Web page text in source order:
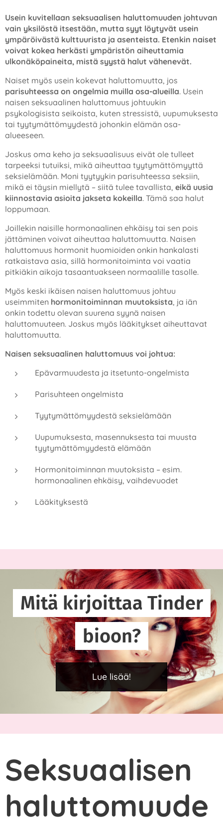
Usein kuvitellaan seksuaalisen haluttomuuden johtuvan
vain yksilöstä itsestään, mutta syyt löytyvät usein
ympäröivästä kulttuurista ja asenteista. Etenkin naiset
voivat kokea herkästi ympäristön aiheuttamia
ulkonäköpaineita, mistä syystä halut vähenevät.
Naiset myös usein kokevat haluttomuutta, jos
parisuhteessa on ongelmia muilla osa-alueilla. Usein
naisen seksuaalinen haluttomuus johtuukin
psykologisista seikoista, kuten stressistä, uupumuksesta
tai tyytymättömyydestä johonkin elämän osa-
alueeseen.
Joskus oma keho ja seksuaalisuus eivät ole tulleet
tarpeeksi tutuiksi, mikä aiheuttaa tyytymättömyyttä
seksielämään. Moni tyytyykin parisuhteessa seksiin,
mikä ei täysin miellytä – siitä tulee tavallista, eikä uusia
kiinnostavia asioita jakseta kokeilla. Tämä saa halut
loppumaan.
Joillekin naisille hormonaalinen ehkäisy tai sen pois
jättäminen voivat aiheuttaa haluttomuutta. Naisen
haluttomuus hormonit huomioiden onkin hankalasti
ratkaistava asia, sillä hormonitoiminta voi vaatia
pitkiäkin aikoja tasaantuakseen normaalille tasolle.
Myös keski ikäisen naisen haluttomuus johtuu
useimmiten hormonitoiminnan muutoksista, ja iän
onkin todettu olevan suurena syynä naisen
haluttomuuteen. Joskus myös lääkitykset aiheuttavat
haluttomuutta.
Naisen seksuaalinen haluttomuus voi johtua:
Epävarmuudesta ja itsetunto-ongelmista
Parisuhteen ongelmista
Tyytymättömyydestä seksielämään
Uupumuksesta, masennuksesta tai muusta
tyytymättömyydestä elämään
Hormonitoiminnan muutoksista – esim.
hormonaalinen ehkäisy, vaihdevuodet
Lääkityksestä
Mitä kirjoittaa Tinder
bioon?
Lue lisää!
Seksuaalisen
haluttomuude